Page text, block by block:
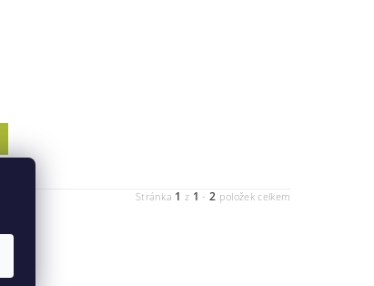
Stránka 1 z 1 -2 položek celkem